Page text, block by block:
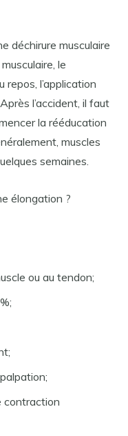
déchirure musculaire
le
l’application
l’accident, il faut
la rééducation
muscles
semaines.
élongation ?
ou au tendon;
contraction